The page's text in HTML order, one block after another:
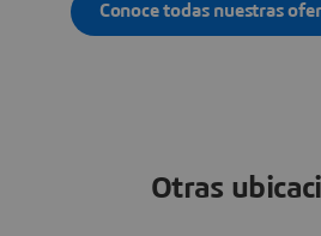
Conoce todas nuestras
Otras